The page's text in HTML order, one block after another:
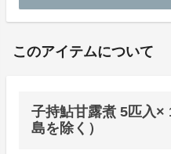
このアイテムについて
子持鮎甘露煮 5匹入×
島を除く）